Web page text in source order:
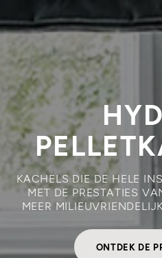
KACHELS DIE DE HELE
MET DE PRESTATIES
MEER
ONTDEK DE